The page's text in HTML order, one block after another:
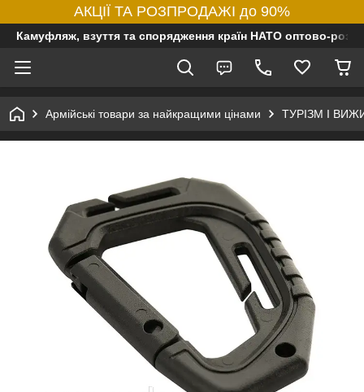
АКЦІЇ ТА РОЗПРОДАЖІ до 90%
Камуфляж, взуття та спорядження країн НАТО оптово-
Армійські товари за найкращими цінами ТУРІЗМ І